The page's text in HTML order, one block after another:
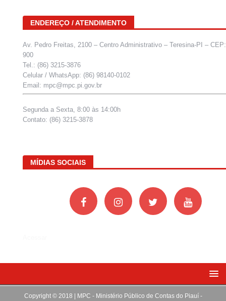
ENDEREÇO / ATENDIMENTO
Av. Pedro Freitas, 2100 – Centro Administrativo – Teresina-PI –
900
Tel.: (86) 3215-3876
Celular / WhatsApp: (86) 98140-0102
Email: mpc@mpc.pi.gov.br
Segunda a Sexta, 8:00 às 14:00h
Contato: (86) 3215-3878
MÍDIAS SOCIAIS
Copyright © 2018 | MPC - Ministério Público de Contas do Piauí -